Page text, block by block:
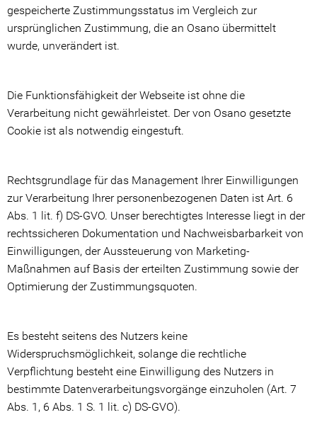
gespeicherte Zustimmungsstatus im Vergleich zur
ursprünglichen Zustimmung, die an Osano übermittelt
wurde, unverändert ist.
Die Funktionsfähigkeit der Webseite ist ohne die
Verarbeitung nicht gewährleistet. Der von Osano gesetzte
Cookie ist als notwendig eingestuft.
Rechtsgrundlage für das Management Ihrer Einwilligungen
zur Verarbeitung Ihrer personenbezogenen Daten ist Art. 6
Abs. 1 lit. f) DS-GVO. Unser berechtigtes Interesse liegt in der
rechtssicheren Dokumentation und Nachweisbarbarkeit von
Einwilligungen, der Aussteuerung von Marketing-
Maßnahmen auf Basis der erteilten Zustimmung sowie der
Optimierung der Zustimmungsquoten.
Es besteht seitens des Nutzers keine
Widerspruchsmöglichkeit, solange die rechtliche
Verpflichtung besteht eine Einwilligung des Nutzers in
bestimmte Datenverarbeitungsvorgänge einzuholen (Art. 7
Abs. 1, 6 Abs. 1 S. 1 lit. c) DS-GVO).